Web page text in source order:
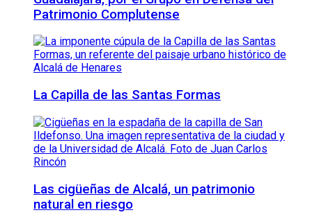
Patrimonio Complutense
La Capilla de las Santas Formas
Las cigüeñas de Alcalá, un patrimonio
natural en riesgo